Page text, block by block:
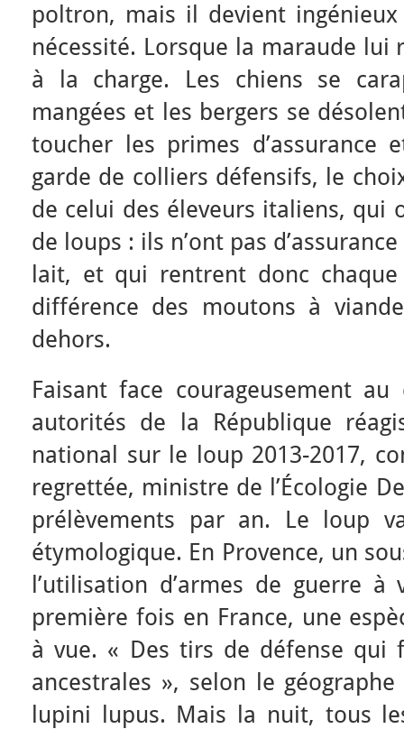
poltron, mais il devient
nécessité. Lorsque la maraude lui
à la charge. Les chiens se
mangées et les bergers se
toucher les primes d’assurance
garde de colliers défensifs, le
de celui des éleveurs italiens, qui
de loups : ils n’ont pas
lait, et qui rentrent donc
différence des moutons à
dehors.
Faisant face courageusement
autorités de la République
national sur le loup 2013-2017,
regrettée, ministre de l’Écologie
prélèvements par an. Le loup
étymologique. En Provence, un
l’utilisation d’armes de guerre
première fois en France, une
à vue. « Des tirs de défense qui
ancestrales », selon le
lupini lupus. Mais la nuit, tous